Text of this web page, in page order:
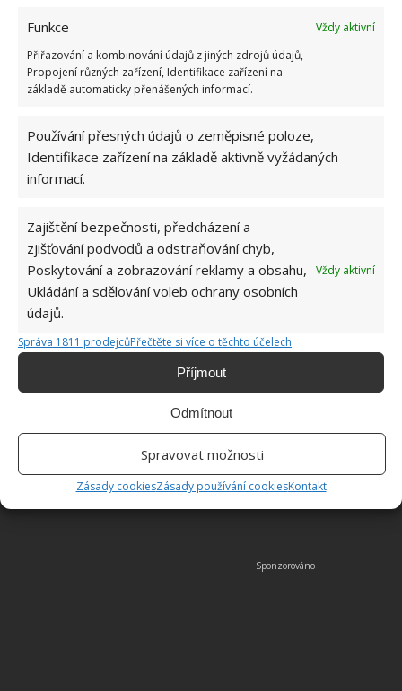
Funkce
Vždy aktivní
Přiřazování a kombinování údajů z jiných zdrojů údajů,
Propojení různých zařízení, Identifikace zařízení na
základě automaticky přenášených informací.
Používání přesných údajů o zeměpisné poloze,
Identifikace zařízení na základě aktivně vyžádaných
informací.
Zajištění bezpečnosti, předcházení a
zjišťování podvodů a odstraňování chyb,
Poskytování a zobrazování reklamy a obsahu,
Ukládání a sdělování voleb ochrany osobních
údajů.
Vždy aktivní
Správa 1811 prodejcůPřečtěte si více o těchto účelech
Příjmout
Odmítnout
Spravovat možnosti
Zásady cookiesZásady používání cookiesKontakt
nápor na nervy. Je důležité, aby dospělí řešili tyto
normality a klidu. Poslední věc, kterou vaše děti
potřebují během renovace, je obávat se, že jejich rodiče
penězi mohou u starších dětí vyvolávat úzkost. Vaše
starosti a obavy se mohou filtrovat na ně, takže je
soukromí. Děti jsou jako houby a nasají do sebe váš
stres.
Udělejte si společné volno
Někdy může být tento proces zdlouhavý a otravný,
nejen pro rodiče, ale zvlášť pro děti. Udělejte si i během
renovace bytu/domu na sebe všichni čas a vyrazte na
výlet. Zkuste spolu trávit čas příjemně. Všem to
prospěje.
Obrázky: refreshrenovations